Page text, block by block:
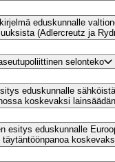
eduskunnalle
(Adlercreutz ja
selonteko
eduskunnalle
koskevaksi
esitys eduskunnalle